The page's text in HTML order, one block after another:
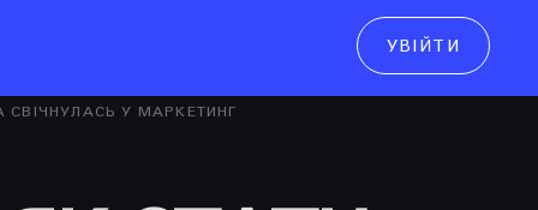
УВІЙТИ
У МАРКЕТИНГ